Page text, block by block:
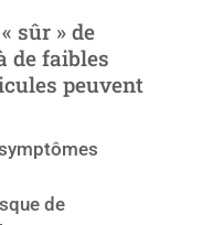
sûr » de
de faibles
peuvent
de